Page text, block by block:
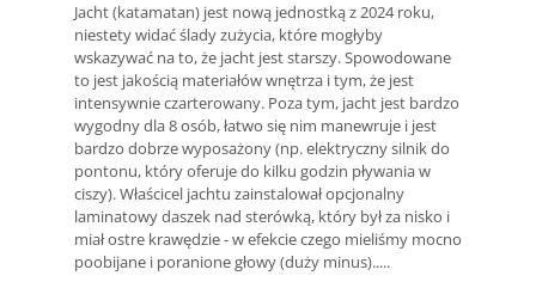
Jacht (katamatan) jest nową jednostką z 2024 roku,
niestety widać ślady zużycia, które mogłyby
wskazywać na to, że jacht jest starszy. Spowodowane
to jest jakością materiałów wnętrza i tym, że jest
intensywnie czarterowany. Poza tym, jacht jest bardzo
wygodny dla 8 osób, łatwo się nim manewruje i jest
bardzo dobrze wyposażony (np. elektryczny silnik do
pontonu, który oferuje do kilku godzin pływania w
ciszy). Właścicel jachtu zainstalował opcjonalny
laminatowy daszek nad sterówką, który był za nisko i
miał ostre krawędzie - w efekcie czego mieliśmy mocno
poobijane i poranione głowy (duży minus).....